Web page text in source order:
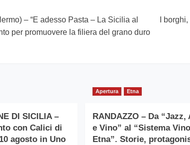
– “E adesso Pasta – La Sicilia al
per promuovere la filiera del grano duro
I
DI SICILIA –
con Calici di
agosto in Uno
Apertura Etna
RANDAZZO – Da “Jazz,
e Vino” al “Sistema Vino
Etna”. Storie,